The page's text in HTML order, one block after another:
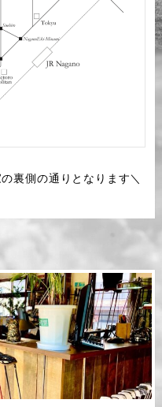
裏側の通りとなります＼